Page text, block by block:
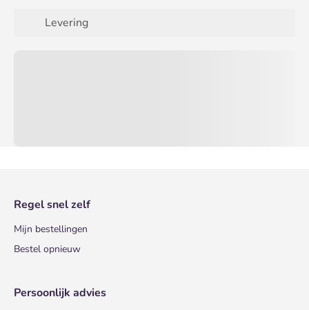
Levering
Regel snel zelf
Mijn bestellingen
Bestel opnieuw
Persoonlijk advies